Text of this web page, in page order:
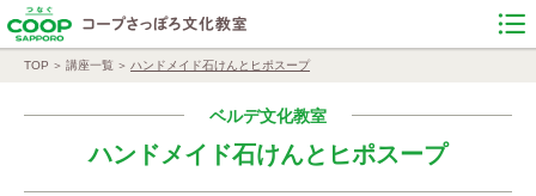
TOP 講座一覧 ハンドメイド石けんとヒポスープ
ベルデ文化教室
ハンドメイド石けんとヒポスープ